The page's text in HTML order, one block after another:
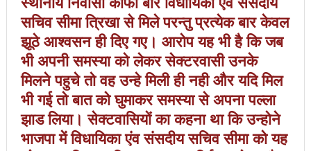
सचिव सीमा त्रिखा से मिले परन्तु प्रत्येक बार केवल
झूठे आश्वसन ही दिए गए। आरोप यह भी है कि जब
भी अपनी समस्या को लेकर सेक्टरवासी उनके
मिलने पहुचे तो वह उन्हे मिली ही नही और यदि मिल
भी गई तो बात को घुमाकर समस्या से अपना पल्ला
झाड लिया। सेक्टवासियों का कहना था कि उन्होने
भाजपा में विधायिका एंव संसदीय सचिव सीमा को यह